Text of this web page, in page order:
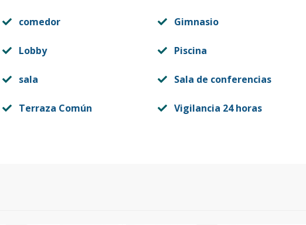
comedor Gimnasio
Lobby Piscina
sala Sala de conferencias
Terraza Común Vigilancia 24 horas